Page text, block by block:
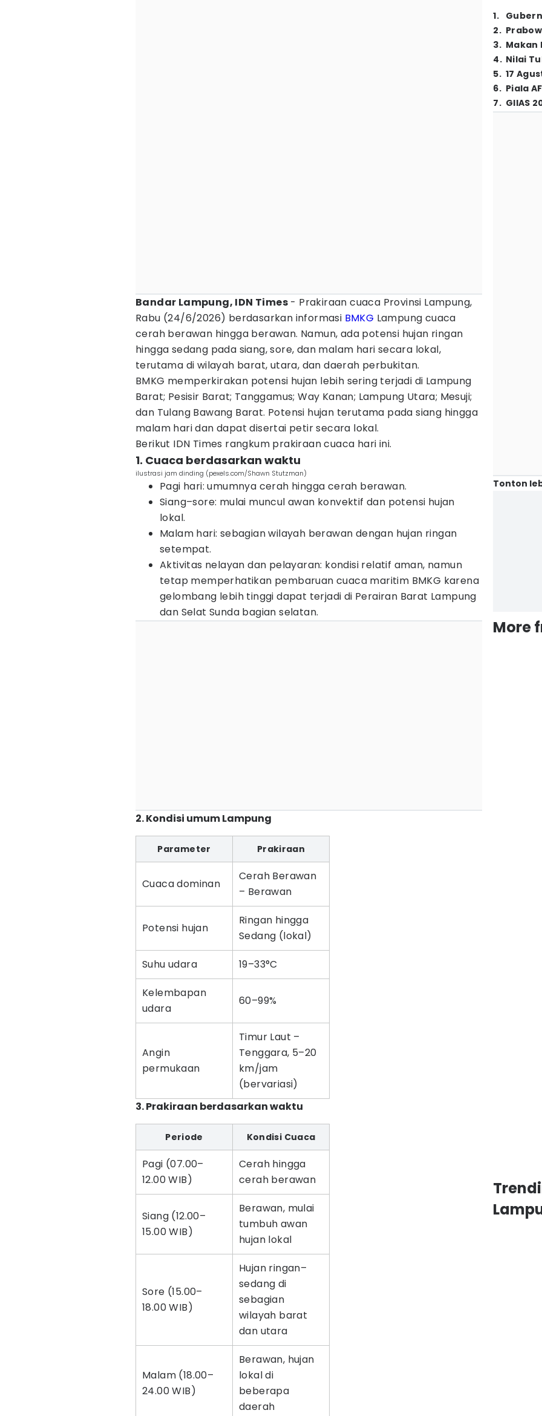
Bandar Lampung, IDN Times - Prakiraan cuaca Provinsi Lampung,
Rabu (24/6/2026) berdasarkan informasi BMKG Lampung cuaca
cerah berawan hingga berawan. Namun, ada potensi hujan ringan
hingga sedang pada siang, sore, dan malam hari secara lokal,
terutama di wilayah barat, utara, dan daerah perbukitan.
BMKG memperkirakan potensi hujan lebih sering terjadi di Lampung
Barat; Pesisir Barat; Tanggamus; Way Kanan; Lampung Utara; Mesuji;
dan Tulang Bawang Barat. Potensi hujan terutama pada siang hingga
malam hari dan dapat disertai petir secara lokal.
Berikut IDN Times rangkum prakiraan cuaca hari ini.
1. Cuaca berdasarkan waktu
ilustrasi jam dinding (pexels.com/Shawn Stutzman)
Pagi hari: umumnya cerah hingga cerah berawan.
Siang–sore: mulai muncul awan konvektif dan potensi hujan
lokal.
Malam hari: sebagian wilayah berawan dengan hujan ringan
setempat.
Aktivitas nelayan dan pelayaran: kondisi relatif aman, namun
tetap memperhatikan pembaruan cuaca maritim BMKG karena
gelombang lebih tinggi dapat terjadi di Perairan Barat Lampung
dan Selat Sunda bagian selatan.
2. Kondisi umum Lampung
Parameter Prakiraan
Cuaca dominan
Cerah Berawan
– Berawan
Potensi hujan
Ringan hingga
Sedang (lokal)
Suhu udara 19–33°C
Kelembapan
udara
60–99%
Angin
permukaan
Timur Laut –
Tenggara, 5–20
km/jam
(bervariasi)
3. Prakiraan berdasarkan waktu
Periode Kondisi Cuaca
Pagi (07.00–
12.00 WIB)
Cerah hingga
cerah berawan
Siang (12.00–
15.00 WIB)
Berawan, mulai
tumbuh awan
hujan lokal
Sore (15.00–
18.00 WIB)
Hujan ringan–
sedang di
sebagian
wilayah barat
dan utara
Malam (18.00–
24.00 WIB)
Berawan, hujan
lokal di
beberapa
daerah
1.
2.
3. Makan
4. Nilai
5. 17
6. Piala
7. GIIAS
Tonton
More